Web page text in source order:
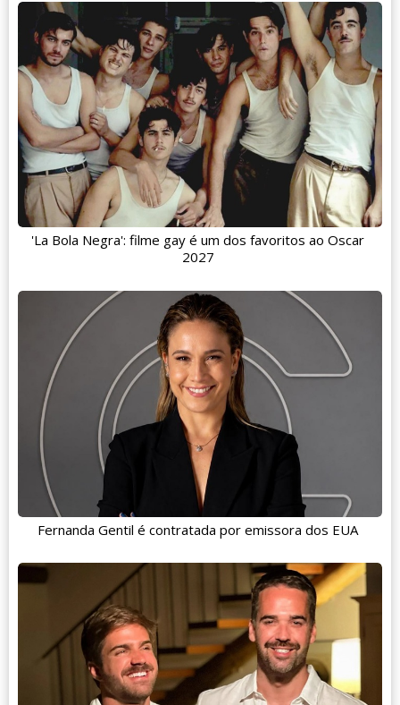
'La Bola Negra': filme gay é um dos favoritos ao Oscar
2027
Fernanda Gentil é contratada por emissora dos EUA